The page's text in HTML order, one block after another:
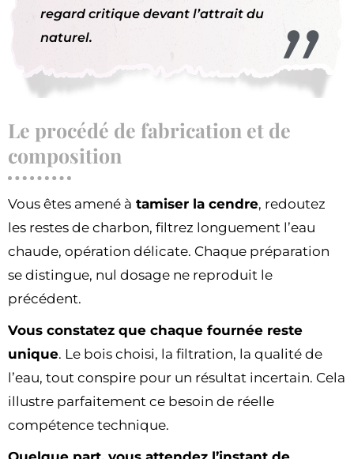
regard critique devant l’attrait du
naturel.
Le procédé de fabrication et de
composition
Vous êtes amené à tamiser la cendre, redoutez
les restes de charbon, filtrez longuement l’eau
chaude, opération délicate. Chaque préparation
se distingue, nul dosage ne reproduit le
précédent.
Vous constatez que chaque fournée reste
unique. Le bois choisi, la filtration, la qualité de
l’eau, tout conspire pour un résultat incertain. Cela
illustre parfaitement ce besoin de réelle
compétence technique.